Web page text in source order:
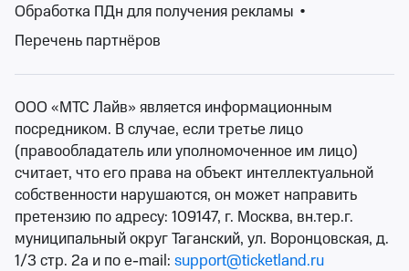
Фестивали – это уникальные события, которые
притягивают множество посетителей. Они могут
проводится как в закрытых помещениях, так и на
открытом воздухе. Традиционно фестивали
считаются музыкальными, на которых выступают
творческие группы, однако сейчас на выбор зрителю
предлагаются фестивали искусств, кино, творчества,
театральные, фестивали молодежи, детские и
множество других.
На сайте Ticketland.ru Вы как раз сможете найти
билеты на театральные, музыкальные, детские, open-
Обработка ПДн для получения рекламы •
Перечень партнёров
ООО «МТС Лайв» является информационным
посредником. В случае, если третье лицо
(правообладатель или уполномоченное им лицо)
считает, что его права на объект интеллектуальной
собственности нарушаются, он может направить
претензию по адресу: 109147, г. Москва, вн.тер.г.
муниципальный округ Таганский, ул. Воронцовская, д.
1/3 стр. 2а и по e-mail: support@ticketland.ru